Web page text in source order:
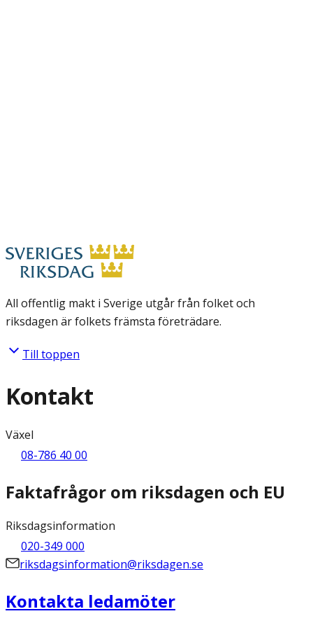
All offentlig makt i Sverige utgår från folket och
riksdagen är folkets främsta företrädare.
Till toppen
Kontakt
Växel
08-786 40 00
Faktafrågor om riksdagen och EU
Riksdagsinformation
020-349 000
riksdagsinformation@riksdagen.se
Kontakta ledamöter